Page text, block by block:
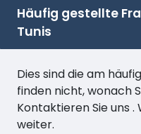
Häufig gestellte
Tunis
Dies sind die am
finden nicht, wonach
Kontaktieren Sie uns
weiter.